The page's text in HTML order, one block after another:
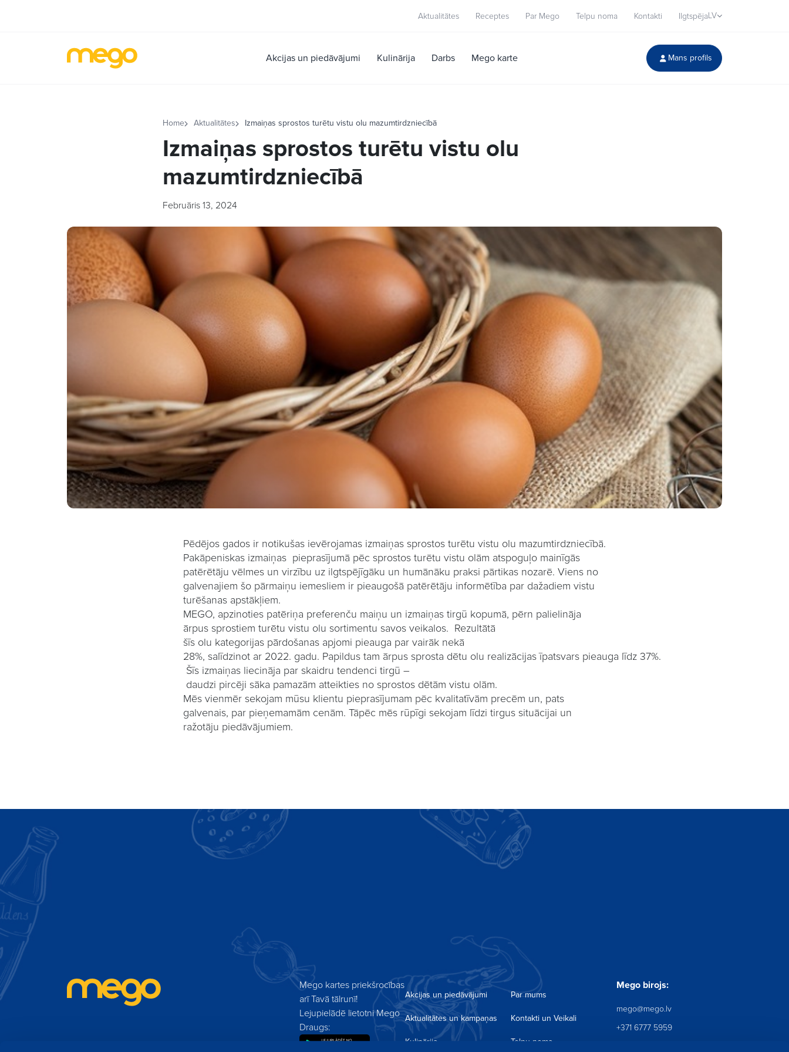
Aktualitātes Receptes Par Mego Telpu noma Kontakti IlgtspējaLV
Akcijas un piedāvājumi Kulinārija Darbs Mego karte Mans profils
Home Aktualitātes Izmaiņas sprostos turētu vistu olu mazumtirdzniecībā
Izmaiņas sprostos turētu vistu olu
mazumtirdzniecībā
Februāris 13, 2024
Pēdējos gados ir notikušas ievērojamas izmaiņas sprostos turētu vistu olu mazumtirdzniecībā.
Pakāpeniskas izmaiņas pieprasījumā pēc sprostos turētu vistu olām atspoguļo mainīgās
patērētāju vēlmes un virzību uz ilgtspējīgāku un humānāku praksi pārtikas nozarē. Viens no
galvenajiem šo pārmaiņu iemesliem ir pieaugošā patērētāju informētība par dažadiem vistu
turēšanas apstākļiem.
MEGO, apzinoties patēriņa preferenču maiņu un izmaiņas tirgū kopumā, pērn palielināja
ārpus sprostiem turētu vistu olu sortimentu savos veikalos. Rezultātā
šīs olu kategorijas pārdošanas apjomi pieauga par vairāk nekā
28%, salīdzinot ar 2022. gadu. Papildus tam ārpus sprosta dētu olu realizācijasīpatsvars pieauga līdz 37%.
Šīs izmaiņas liecināja par skaidru tendenci tirgū –
daudzi pircēji sāka pamazām atteikties no sprostos dētām vistu olām.
Mēs vienmēr sekojam mūsu klientu pieprasījumam pēc kvalitatīvām precēm un, pats
galvenais, par pieņemamām cenām. Tāpēc mēs rūpīgi sekojam līdzi tirgus situācijai un
ražotāju piedāvājumiem.
Mego kartes priekšrocības
arī Tavā tālrunī!
Lejupielādē lietotni Mego
Draugs:
Akcijas un piedāvājumi
Aktualitātes un kampaņas
Kulinārija
Par mums
Kontakti un Veikali
Telpu noma
Mego birojs:
mego@mego.lv
+371 6777 5959